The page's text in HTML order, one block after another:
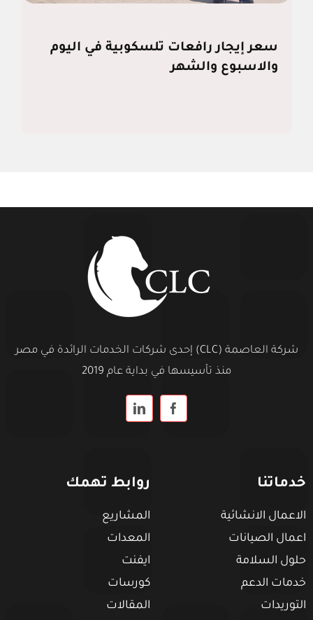
سعر إيجار رافعات تلسكوبية في اليوم
والاسبوع والشهر
شركة العاصمة (CLC) إحدى شركات الخدمات الرائدة في مصر
منذ تأسيسها في بداية عام 2019
خدماتنا
الاعمال الانشائية
اعمال الصيانات
حلول السلامة
خدمات الدعم
التوريدات
روابط تهمك
المشاريع
المعدات
ايفنت
كورسات
المقالات